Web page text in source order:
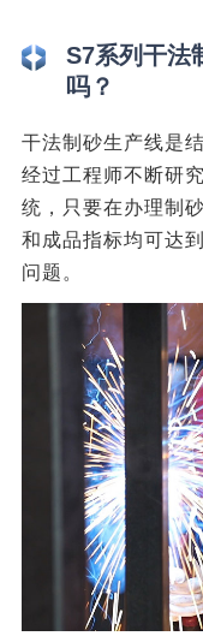
S7系列干法
吗？
干法制砂生产线是
经过工程师不断研
统，只要在办理制
和成品指标均可达
问题。